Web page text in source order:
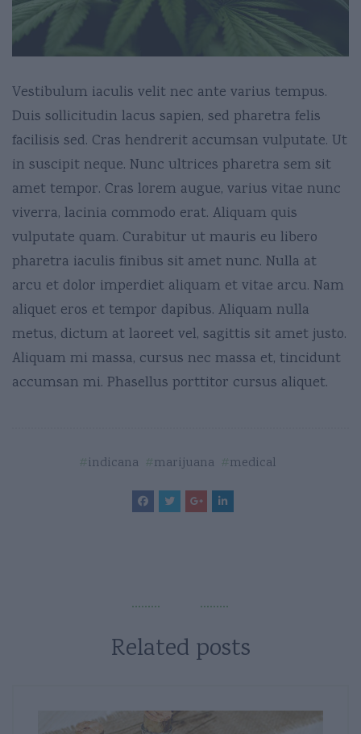
Vestibulum iaculis velit nec ante varius tempus.
Duis sollicitudin lacus sapien, sed pharetra felis
facilisis sed. Cras hendrerit accumsan vulputate. Ut
in suscipit neque. Nunc ultrices pharetra sem sit
amet tempor. Cras lorem augue, varius vitae nunc
viverra, lacinia commodo erat. Aliquam quis
vulputate quam. Curabitur ut mauris eu libero
pharetra iaculis finibus sit amet nunc. Nulla at
arcu et dolor imperdiet aliquam et vitae arcu. Nam
aliquet eros et tempor dapibus. Aliquam nulla
metus, dictum at laoreet vel, sagittis sit amet justo.
Aliquam mi massa, cursus nec massa et, tincidunt
accumsan mi. Phasellus porttitor cursus aliquet.
indicana marijuana medical
Related posts